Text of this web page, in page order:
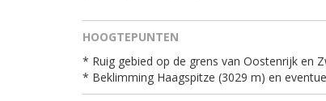
HOOGTEPUNTEN
* Ruig gebied op de grens van Oostenrijk en
* Beklimming Haagspitze (3029 m) en